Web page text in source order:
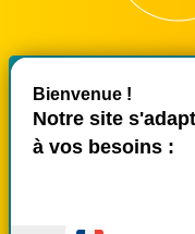
tél.